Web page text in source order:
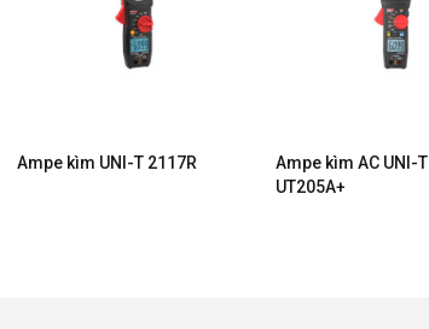
Ampe kìm UNI-T 2117R
Ampe kìm AC UNI-T
UT205A+